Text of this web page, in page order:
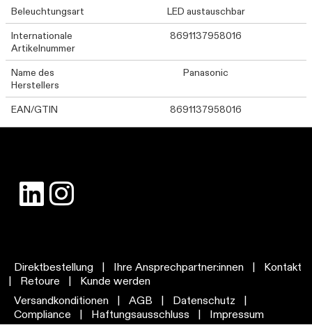
Beleuchtungsart
LED austauschbar
Internationale
Artikelnummer
8691137958016
Name des
Herstellers
Panasonic
EAN/GTIN 8691137958016
Direktbestellung | Ihre Ansprechpartner:innen |
Kontakt
|
Retoure |
Kunde werden
Versandkonditionen
| AGB | Datenschutz
|
Compliance
| Haftungsausschluss | Impressum